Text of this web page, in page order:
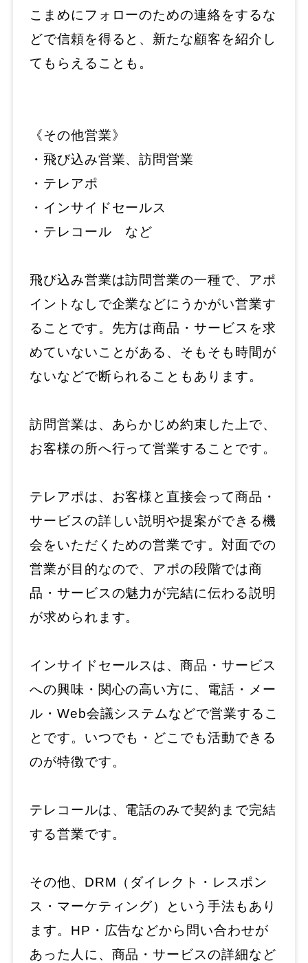
こまめにフォローのための連絡をするな
どで信頼を得ると、新たな顧客を紹介し
てもらえることも。
《その他営業》
・飛び込み営業、訪問営業
・テレアポ
・インサイドセールス
・テレコール など
飛び込み営業は訪問営業の一種で、アポ
イントなしで企業などにうかがい営業す
ることです。先方は商品・サービスを求
めていないことがある、そもそも時間が
ないなどで断られることもあります。
訪問営業は、あらかじめ約束した上で、
お客様の所へ行って営業することです。
テレアポは、お客様と直接会って商品・
サービスの詳しい説明や提案ができる機
会をいただくための営業です。対面での
営業が目的なので、アポの段階では商
品・サービスの魅力が完結に伝わる説明
が求められます。
インサイドセールスは、商品・サービス
への興味・関心の高い方に、電話・メー
ル・Web会議システムなどで営業するこ
とです。いつでも・どこでも活動できる
のが特徴です。
テレコールは、電話のみで契約まで完結
する営業です。
その他、DRM（ダイレクト・レスポン
ス・マーケティング）という手法もあり
ます。HP・広告などから問い合わせが
あった人に、商品・サービスの詳細など